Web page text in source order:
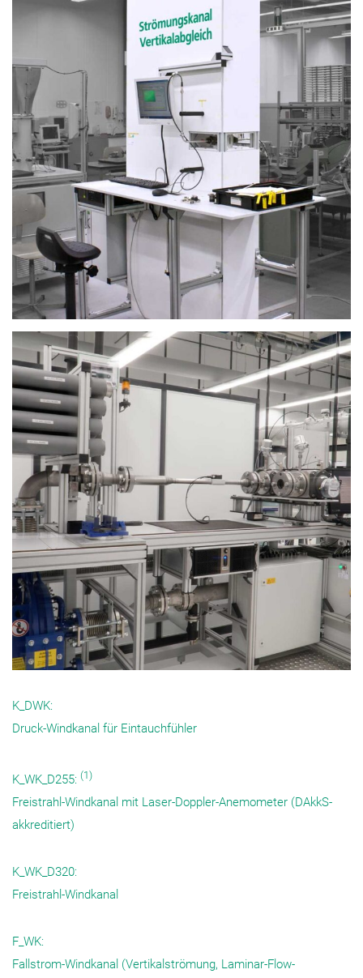
K_DWK:
Druck-Windkanal für Eintauchfühler
K_WK_D255: (1)
Freistrahl-Windkanal mit Laser-Doppler-Anemometer (DAkkS-
akkreditiert)
K_WK_D320:
Freistrahl-Windkanal
F_WK:
Fallstrom-Windkanal (Vertikalströmung, Laminar-Flow-